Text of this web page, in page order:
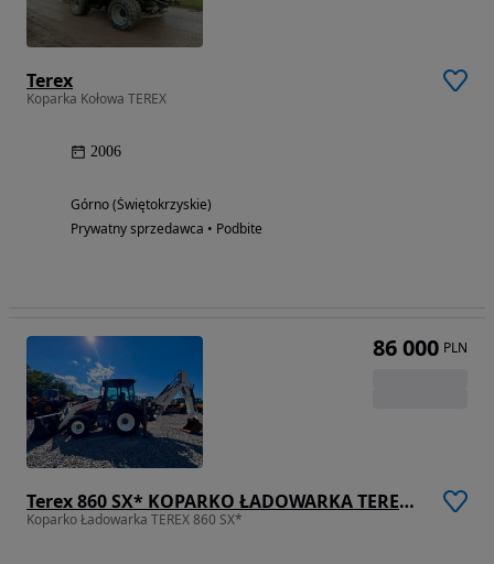
Terex
Koparka Kołowa TEREX
2006
Górno (Świętokrzyskie)
Prywatny sprzedawca • Podbite
Terex 860 SX* KOPARKO ŁADOWARKA TEREX 880SX** JCB 3CX* LEASING* ZAMIANA* SKUP*
Koparko Ładowarka TEREX 860 SX*
86 000 PLN